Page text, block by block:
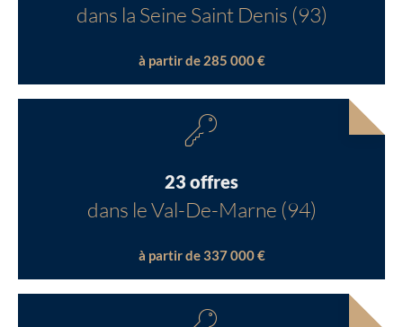
dans la Seine Saint Denis (93)
à partir de 285 000 €
23 offres
dans le Val-De-Marne (94)
à partir de 337 000 €